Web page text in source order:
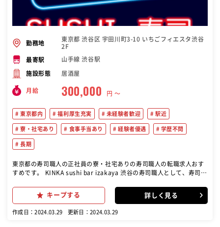
勤務地
東京都 渋谷区 宇田川町3-10 いちごフィエスタ渋谷
2F
最寄駅 山手線 渋谷駅
施設形態 居酒屋
月給 300,000 円 〜
東京都内 福利厚生充実 未経験者歓迎 駅近
寮・社宅あり 食事手当あり 経験者優遇 学歴不問
長期
東京都の寿司職人の正社員の寮・社宅ありの寿司職人の転職求人おす
すめです。 KINKA sushi bar izakaya 渋谷の寿司職人として、寿司全
司職人として活躍できるチャンス！ 日本だからこそできる新鮮な食材
を使用し、心のこもった一貫をお任せします！
キープする 詳しく見る
作成日：2024.03.29 更新日：2024.03.29